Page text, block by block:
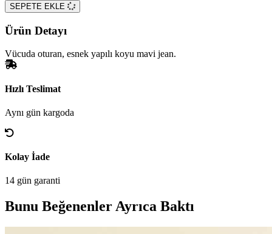
SEPETE EKLE
Ürün Detayı
Vücuda oturan, esnek yapılı koyu mavi jean.
Hızlı Teslimat
Aynı gün kargoda
Kolay İade
14 gün garanti
Bunu Beğenenler Ayrıca Baktı